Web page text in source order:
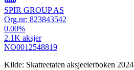
SPIR GROUP AS
Org.nr: 823843542
0.00%
2.1K aksjer
NO0012548819
Kilde: Skatteetaten aksjeeierboken 2024